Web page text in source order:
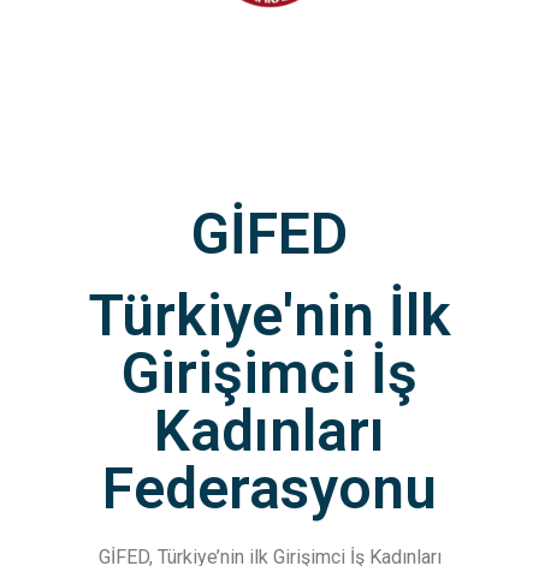
GİFED
Türkiye'nin İlk
Girişimci İş
Kadınları
Federasyonu
GİFED, Türkiye’nin ilk Girişimci İş Kadınları